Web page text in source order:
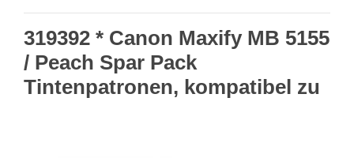
319392 * Canon Maxify MB 5155
/ Peach Spar Pack
Tintenpatronen, kompatibel zu